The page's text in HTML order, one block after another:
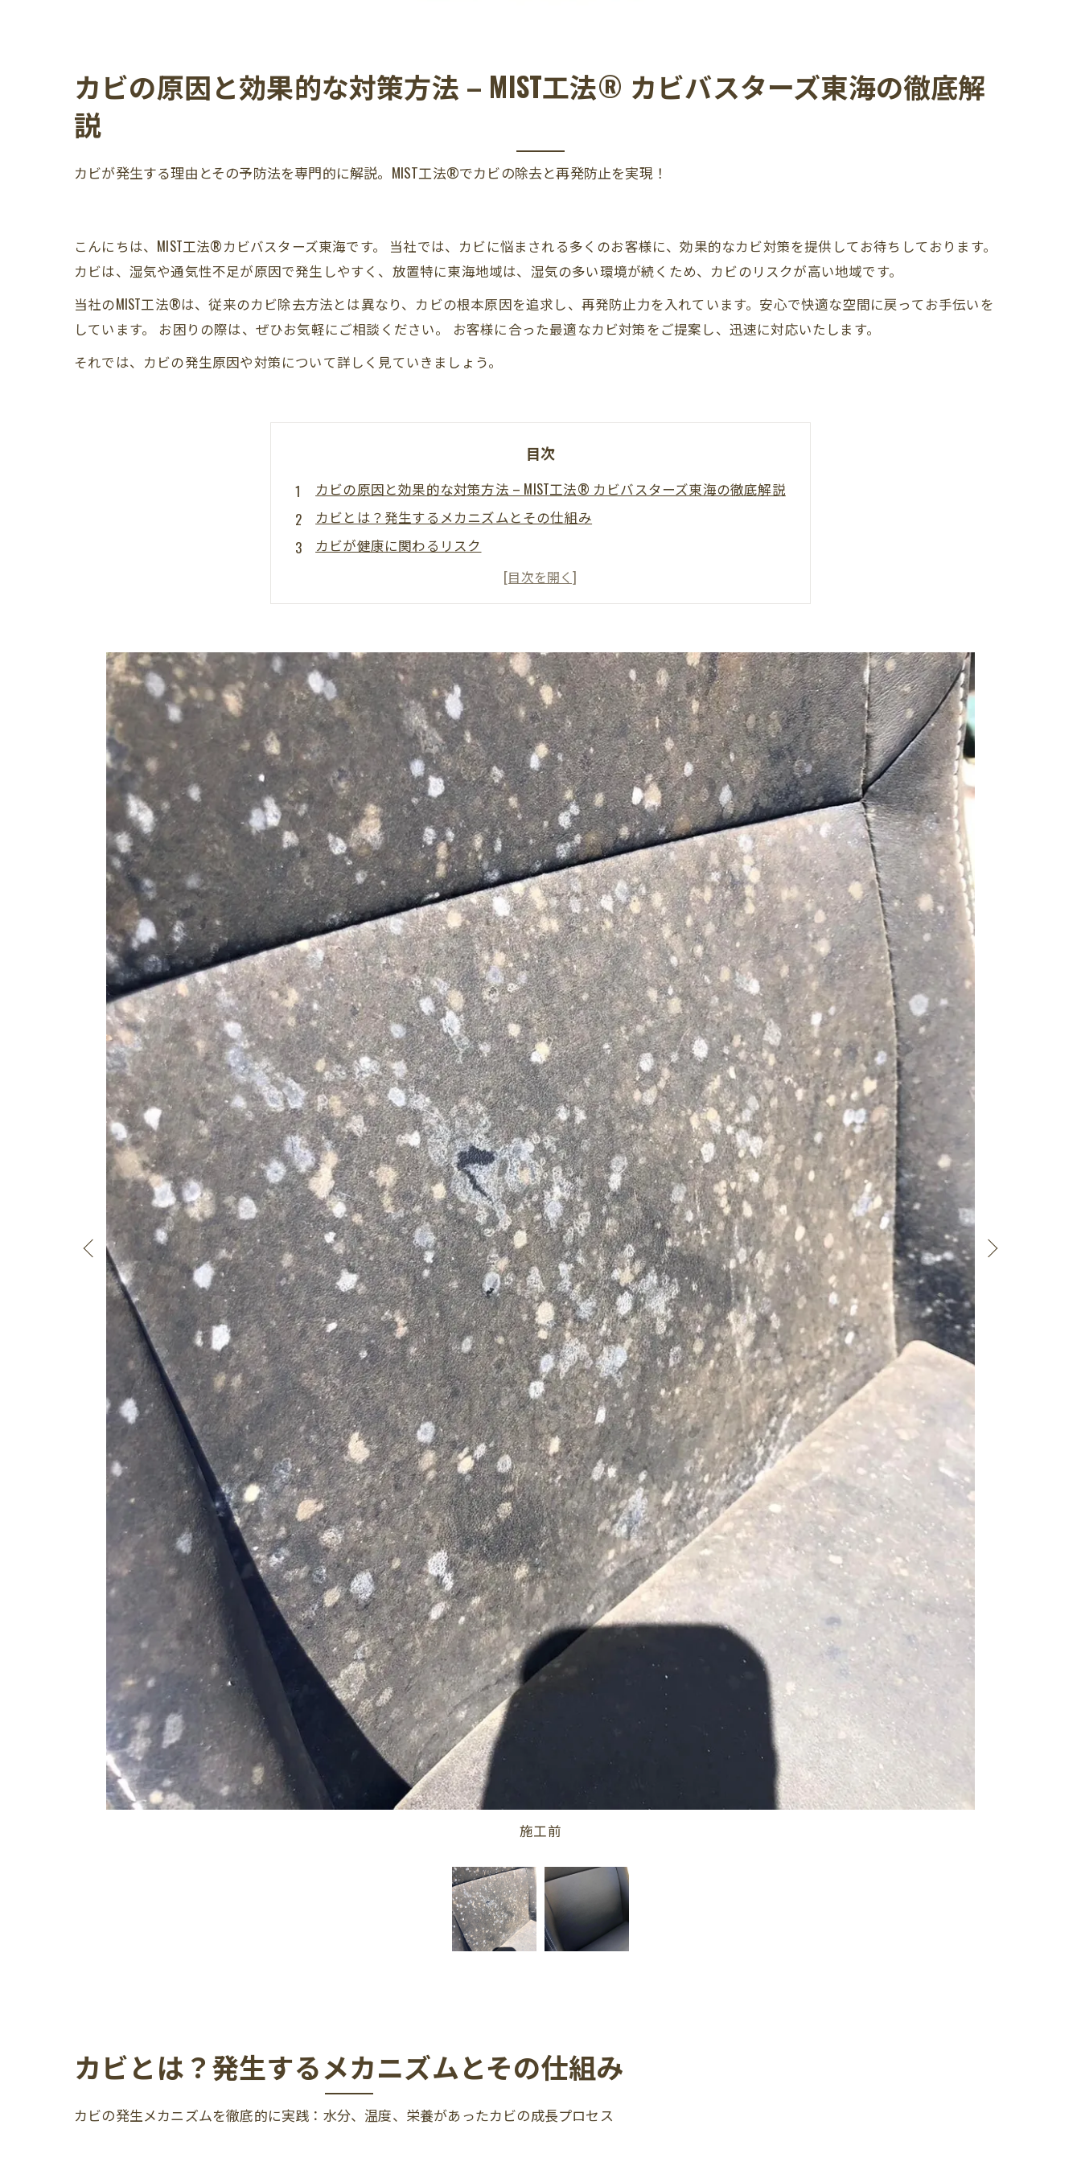
カビの原因と効果的な対策方法 – MIST工法® カビバスターズ東海の徹底解
説
カビが発生する理由とその予防法を専門的に解説。MIST工法®でカビの除去と再発防止を実現！
こんにちは、MIST工法®カビバスターズ東海です。 当社では、カビに悩まされる多くのお客様に、効果的なカビ対策を提供してお待ちしております。
カビは、湿気や通気性不足が原因で発生しやすく、放置特に東海地域は、湿気の多い環境が続くため、カビのリスクが高い地域です。
当社のMIST工法®は、従来のカビ除去方法とは異なり、カビの根本原因を追求し、再発防止力を入れています。安心で快適な空間に戻ってお手伝いを
しています。 お困りの際は、ぜひお気軽にご相談ください。 お客様に合った最適なカビ対策をご提案し、迅速に対応いたします。
それでは、カビの発生原因や対策について詳しく見ていきましょう。
目次
カビの原因と効果的な対策方法 – MIST工法® カビバスターズ東海の徹底解説
カビとは？発生するメカニズムとその仕組み
カビが健康に関わるリスク
カビを予防するための具体的な対策
カビが発生した場合の効果的な除去方法
カビの再発を防ぐための長期的な予防策
施工前
カビとは？発生するメカニズムとその仕組み
カビの発生メカニズムを徹底的に実践：水分、温度、栄養があったカビの成長プロセス